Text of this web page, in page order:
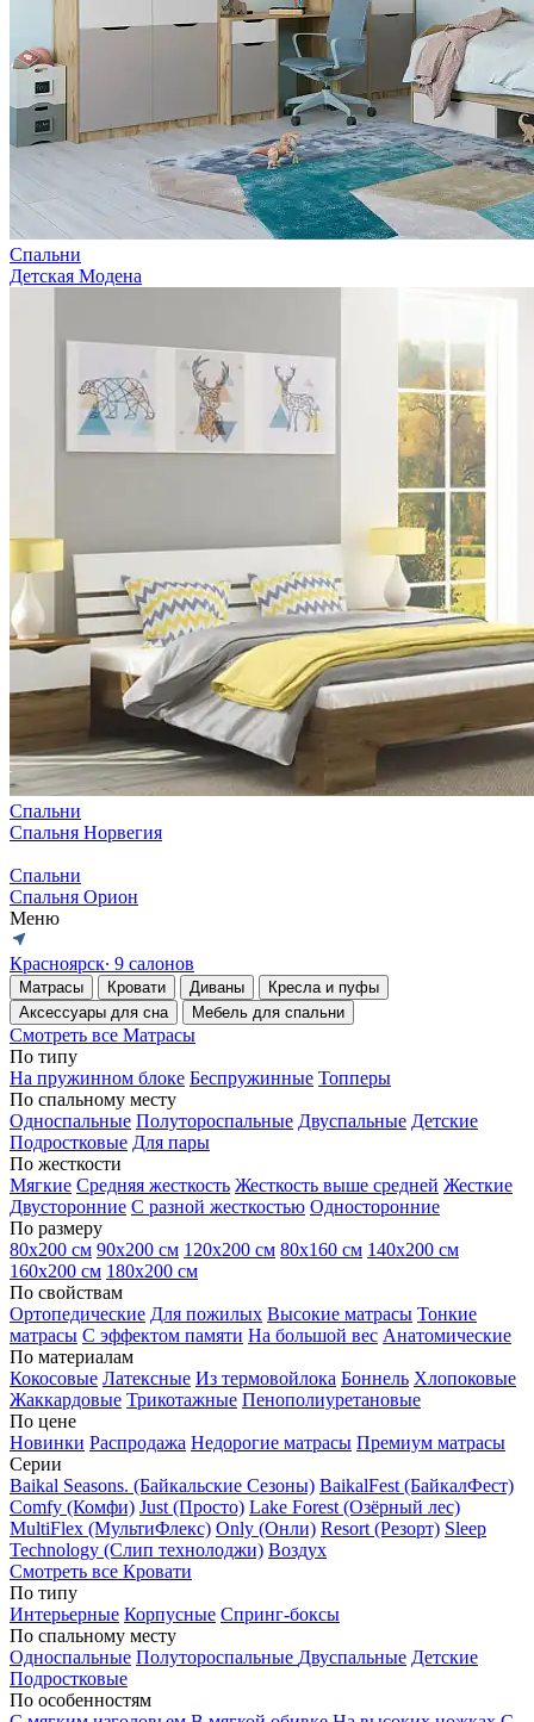
Спальни
Детская Модена
Спальни
Спальня Норвегия
Спальни
Спальня Орион
Меню
Красноярск∙ 9 салонов
Матрасы Кровати Диваны
Кресла и пуфы
Аксессуары для сна
Мебель для спальни
Смотреть все Матрасы
По типу
На пружинном блоке Беспружинные Топперы
По спальному месту
Односпальные Полутороспальные Двуспальные Детские
Подростковые Для пары
По жесткости
Мягкие Средняя жесткость Жесткость выше средней Жесткие
Двусторонние С разной жесткостью Односторонние
По размеру
80х200 см 90х200 см 120х200 см 80х160 см 140х200 см
160х200 см 180х200 см
По свойствам
Ортопедические Для пожилых Высокие матрасы Тонкие
матрасы С эффектом памяти На большой вес Анатомические
По материалам
Кокосовые Латексные Из термовойлока Боннель Хлопоковые
Жаккардовые Трикотажные Пенополиуретановые
По цене
Новинки Распродажа Недорогие матрасы Премиум матрасы
Серии
Baikal Seasons. (Байкальские Сезоны) BaikalFest (БайкалФест)
Comfy (Комфи) Just (Просто) Lake Forest (Озёрный лес)
MultiFlex (МультиФлекс) Only (Онли) Resort (Резорт) Sleep
Technology (Слип технолоджи) Воздух
Смотреть все Кровати
По типу
Интерьерные Корпусные Спринг-боксы
По спальному месту
Односпальные Полутороспальные Двуспальные Детские
Подростковые
По особенностям